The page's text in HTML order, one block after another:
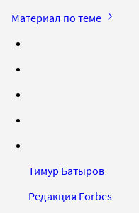
Материал по теме
Тимур Батыров
Редакция Forbes